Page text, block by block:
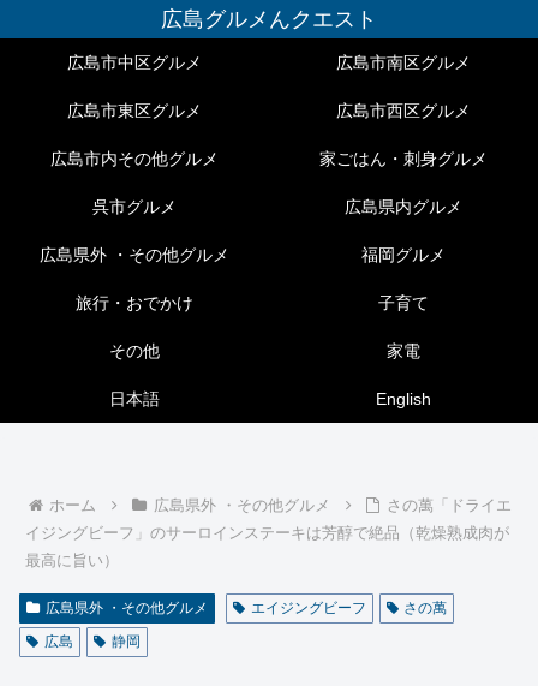
広島グルメんクエスト
広島市中区グルメ 広島市南区グルメ
広島市東区グルメ 広島市西区グルメ
広島市内その他グルメ 家ごはん・刺身グルメ
呉市グルメ 広島県内グルメ
広島県外 ・その他グルメ 福岡グルメ
旅行・おでかけ 子育て
その他 家電
日本語 English
ホーム 広島県外 ・その他グルメ
さの萬「ドライエ
イジングビーフ」のサーロインステーキは芳醇で絶品（乾燥熟成肉が
最高に旨い）
広島県外 ・その他グルメ エイジングビーフ
さの萬
広島
静岡